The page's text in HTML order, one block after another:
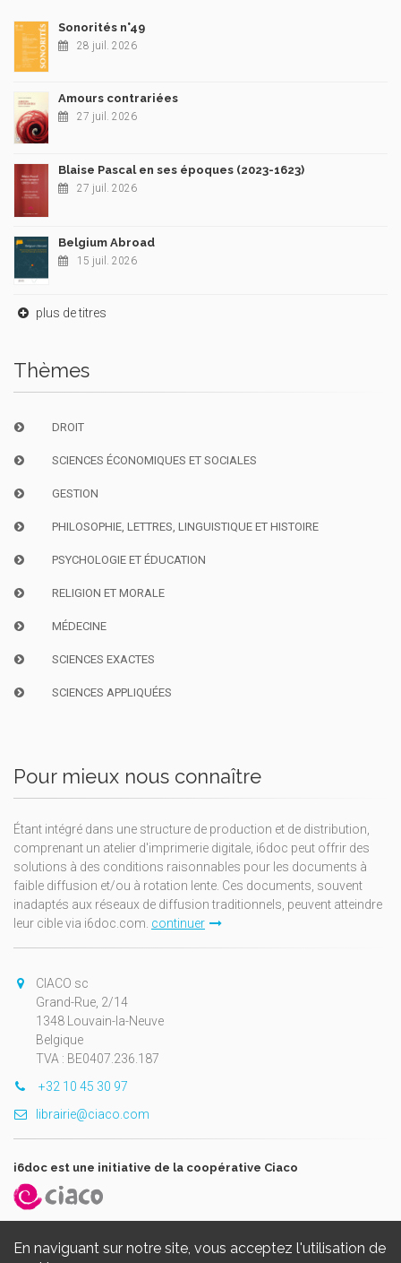
En naviguant sur notre site, vous acceptez l'utilisation de
Sonorités n°49
28 juil. 2026
Amours contrariées
27 juil. 2026
Blaise Pascal en ses époques (2023-1623)
27 juil. 2026
Belgium Abroad
15 juil. 2026
plus de titres
Thèmes
DROIT
SCIENCES ÉCONOMIQUES ET SOCIALES
GESTION
PHILOSOPHIE, LETTRES, LINGUISTIQUE ET HISTOIRE
PSYCHOLOGIE ET ÉDUCATION
RELIGION ET MORALE
MÉDECINE
SCIENCES EXACTES
SCIENCES APPLIQUÉES
Pour mieux nous connaître
Étant intégré dans une structure de production et de distribution,
comprenant un atelier d'imprimerie digitale, i6doc peut offrir des
solutions à des conditions raisonnables pour les documents à
faible diffusion et/ou à rotation lente. Ces documents, souvent
inadaptés aux réseaux de diffusion traditionnels, peuvent atteindre
leur cible via i6doc.com. continuer
CIACO sc
Grand-Rue, 2/14
1348 Louvain-la-Neuve
Belgique
TVA : BE0407.236.187
+32 10 45 30 97
librairie@ciaco.com
i6doc est une initiative de la coopérative Ciaco